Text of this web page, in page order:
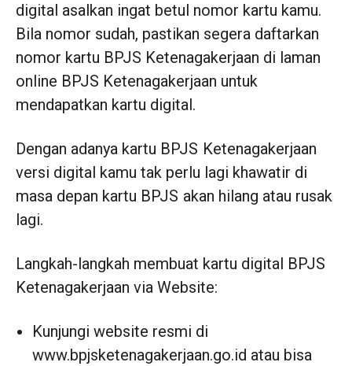
digital asalkan ingat betul nomor kartu kamu.
Bila nomor sudah, pastikan segera daftarkan
nomor kartu BPJS Ketenagakerjaan di laman
online BPJS Ketenagakerjaan untuk
mendapatkan kartu digital.
Dengan adanya kartu BPJS Ketenagakerjaan
versi digital kamu tak perlu lagi khawatir di
masa depan kartu BPJS akan hilang atau rusak
lagi.
Langkah-langkah membuat kartu digital BPJS
Ketenagakerjaan via Website:
Kunjungi website resmi di
www.bpjsketenagakerjaan.go.id atau bisa